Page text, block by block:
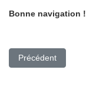
Bonne navigation !
Article précédent : À
Précédent